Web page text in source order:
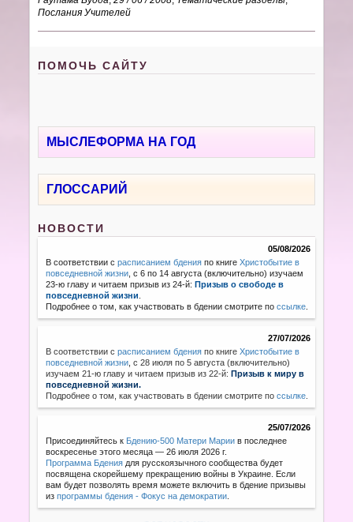
Послания Учителей
ПОМОЧЬ САЙТУ
МЫСЛЕФОРМА НА ГОД
ГЛОССАРИЙ
НОВОСТИ
05/08/2026
В соответствии срасписанием бдения по книгеХристобытие в
повседневной жизни , с 6 по 14 августа (включительно) изучаем
23-ю главу и читаем призыв из 24-й:Призыв о свободе в
повседневной жизни
Подробнее о том, как участвовать в бдении смотрите поссылке
27/07/2026
В соответствии с расписанием бдения по книгеХристобытие в
повседневной жизни с 28 июля по 5 августа (включительно)
изучаем 21-ю главу и читаем призыв из 22-й:Призыв к миру в
повседневной жизни.
Подробнее о том, как участвовать в бдении смотрите поссылке
25/07/2026
Присоединяйтесь к Бдению-500 Матери Марии в последнее
воскресенье этого месяца — 26 июля 2026 г.
Программа Бдения для русскоязычного сообщества будет
посвящена скорейшему прекращению войны в Украине. Если
вам будет позволять время можете включить в бдение призывы
изпрограммы бдения - Фокус на демократии